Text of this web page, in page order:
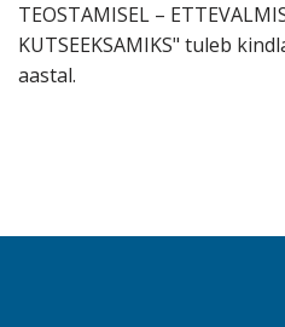
TEOSTAMISEL –
KUTSEEKSAMIKS" tuleb
aastal.